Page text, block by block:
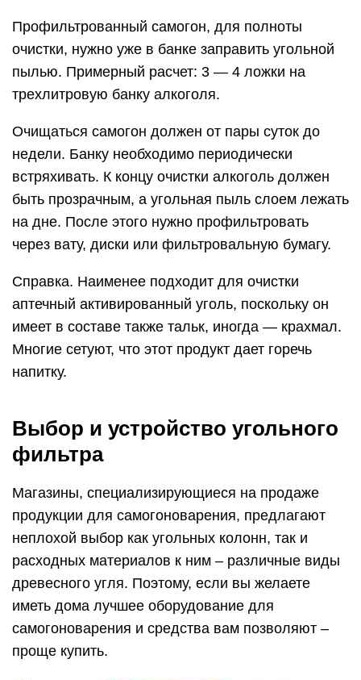
Профильтрованный самогон, для полноты
очистки, нужно уже в банке заправить угольной
пылью. Примерный расчет: 3 — 4 ложки на
трехлитровую банку алкоголя.
Очищаться самогон должен от пары суток до
недели. Банку необходимо периодически
встряхивать. К концу очистки алкоголь должен
быть прозрачным, а угольная пыль слоем лежать
на дне. После этого нужно профильтровать
через вату, диски или фильтровальную бумагу.
Справка. Наименее подходит для очистки
аптечный активированный уголь, поскольку он
имеет в составе также тальк, иногда — крахмал.
Многие сетуют, что этот продукт дает горечь
напитку.
Выбор и устройство угольного
фильтра
Магазины, специализирующиеся на продаже
продукции для самогоноварения, предлагают
неплохой выбор как угольных колонн, так и
расходных материалов к ним – различные виды
древесного угля. Поэтому, если вы желаете
иметь дома лучшее оборудование для
самогоноварения и средства вам позволяют –
проще купить.